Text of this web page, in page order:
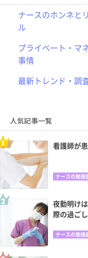
ナースのホンネと
ル
プライベート・マ
事情
最新トレンド・調
人気記事一覧
看護師が
ナースの勉強
夜勤明け
際の過ご
ナースの勉強